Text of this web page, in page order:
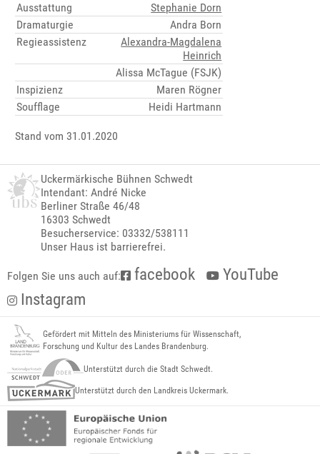
Ausstattung
Stephanie Dorn
Dramaturgie
Andra Born
Regieassistenz
Alexandra-Magdalena
Heinrich
Alissa McTague (FSJK)
Inspizienz
Maren Rögner
Soufflage
Heidi Hartmann
Stand vom 31.01.2020
Uckermärkische Bühnen Schwedt
Intendant: André Nicke
Berliner Straße 46/48
16303 Schwedt
Besucherservice: 03332/538111
Unser Haus ist barrierefrei.
Folgen Sie uns auch auf: facebook
YouTube
Instagram
Gefördert mit Mitteln des Ministeriums für Wissenschaft,
Forschung und Kultur des Landes Brandenburg.
Unterstützt durch die Stadt Schwedt.
Unterstützt durch den Landkreis Uckermark.